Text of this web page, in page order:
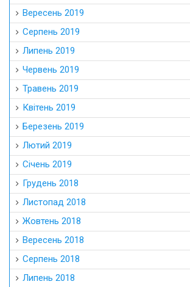
Вересень 2019
Серпень 2019
Липень 2019
Червень 2019
Травень 2019
Квітень 2019
Березень 2019
Лютий 2019
Січень 2019
Грудень 2018
Листопад 2018
Жовтень 2018
Вересень 2018
Серпень 2018
Липень 2018